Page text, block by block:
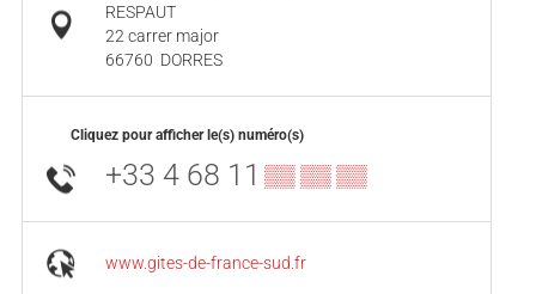
RESPAUT
22 carrer major
66760 DORRES
Cliquez pour afficher le(s) numéro(s)
+33 4 68 11 ▒▒ ▒▒ ▒▒
www.gites-de-france-sud.fr